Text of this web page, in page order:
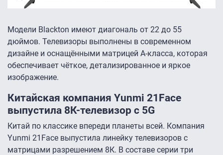
Модели Blackton имеют диагональ от 22 до 55
дюймов. Телевизоры выполнены в современном
дизайне и оснащёнными матрицей А-класса, которая
обеспечивает чёткое, детализированное и яркое
изображение.
Китайская компания Yunmi 21Face
выпустила 8К-телевизор с 5G
Китай по классике впереди планеты всей. Компания
Yunmi 21Face выпустила линейку телевизоров с
матрицами разрешением 8К. В составе серии три